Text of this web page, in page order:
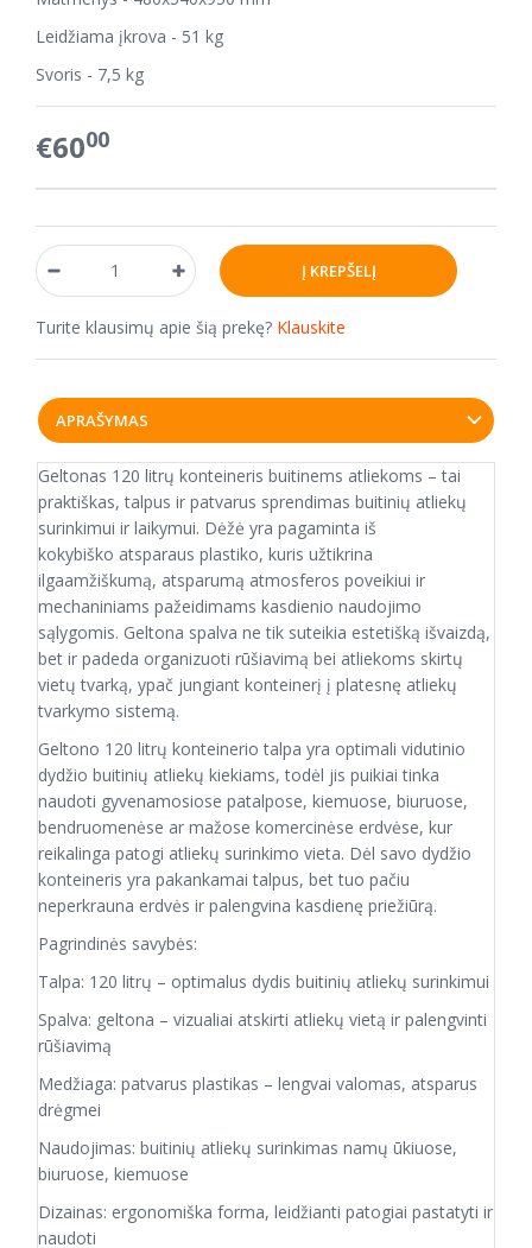
Leidžiama įkrova - 51 kg
Svoris - 7,5 kg
€6000
Turite klausimų apie šią prekę? Klauskite
APRAŠYMAS
Geltonas 120 litrų konteineris buitinems atliekoms – tai
praktiškas, talpus ir patvarus sprendimas buitinių atliekų
surinkimui ir laikymui. Dėžė yra pagaminta iš
kokybiško atsparaus plastiko, kuris užtikrina
ilgaamžiškumą, atsparumą atmosferos poveikiui ir
mechaniniams pažeidimams kasdienio naudojimo
sąlygomis. Geltona spalva ne tik suteikia estetišką išvaizdą,
bet ir padeda organizuoti rūšiavimą bei atliekoms skirtų
vietų tvarką, ypač jungiant konteinerį į platesnę atliekų
tvarkymo sistemą.
Geltono 120 litrų konteinerio talpa yra optimali vidutinio
dydžio buitinių atliekų kiekiams, todėl jis puikiai tinka
naudoti gyvenamosiose patalpose, kiemuose, biuruose,
bendruomenėse ar mažose komercinėse erdvėse, kur
reikalinga patogi atliekų surinkimo vieta. Dėl savo dydžio
konteineris yra pakankamai talpus, bet tuo pačiu
neperkrauna erdvės ir palengvina kasdienę priežiūrą.
Pagrindinės savybės:
Talpa: 120 litrų – optimalus dydis buitinių atliekų surinkimui
Spalva: geltona – vizualiai atskirti atliekų vietą ir palengvinti
rūšiavimą
Medžiaga: patvarus plastikas – lengvai valomas, atsparus
drėgmei
Naudojimas: buitinių atliekų surinkimas namų ūkiuose,
biuruose, kiemuose
Dizainas: ergonomiška forma, leidžianti patogiai pastatyti ir
naudoti